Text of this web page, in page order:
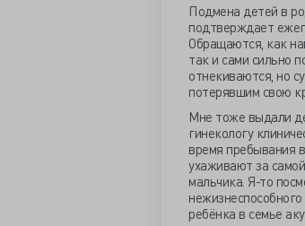
Подмена детей в
подтверждает
Обращаются, как
так и сами сильно
отнекиваются, но
потерявшим свою
Мне тоже выдали
гинекологу
время пребывания
ухаживают за
мальчика. Я-то
ребёнка в семье